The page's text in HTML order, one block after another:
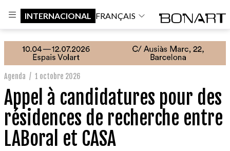
INTERNACIONAL FRANÇAIS
Agenda / 1 octobre 2026
Appel à candidatures pour des
résidences de recherche entre
LABoral et CASA